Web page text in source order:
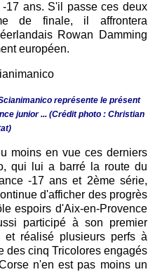
17 ans. S'il passe ces deux
de finale, il affrontera
Rowan Damming
européen.
représente le présent
junior ... (Crédit photo : Christian
moins en vue ces derniers
qui lui a barré la route du
-17 ans et 2ème série,
d'afficher des progrès
espoirs d'Aix-en-Provence
participé à son premier
et réalisé plusieurs perfs à
des cinq Tricolores engagés
n'en est pas moins un